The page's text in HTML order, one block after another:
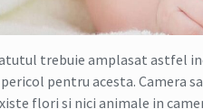
trebuie amplasat astfel
pentru acesta. Camera
flori si nici animale in